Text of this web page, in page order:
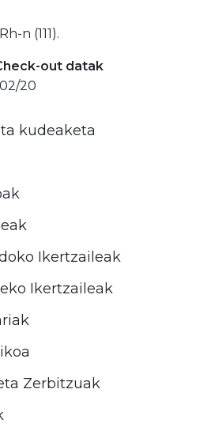
n (111).
out datak
20
kudeaketa
Ikertzaileak
Ikertzaileak
Zerbitzuak